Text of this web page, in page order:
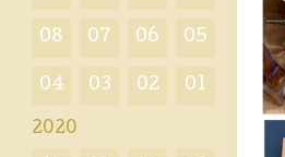
08 07 06 05
04 03 02 01
2020